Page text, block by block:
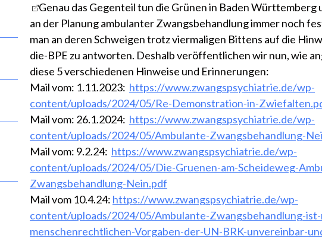
Genau das Gegenteil tun die Grünen in Baden Württemberg
an der Planung ambulanter Zwangsbehandlung immer noch
man an deren Schweigen trotz viermaligen Bittens auf die
die-BPE zu antworten. Deshalb veröffentlichen wir nun, wie
diese 5 verschiedenen Hinweise und Erinnerungen:
Mail vom: 1.11.2023: https://www.zwangspsychiatrie.de/wp-
content/uploads/2024/05/Re-Demonstration-in-
Mail vom: 26.1.2024: https://www.zwangspsychiatrie.de/wp-
content/uploads/2024/05/Ambulante-Zwangsbehandlung-
Mail vom: 9.2.24: https://www.zwangspsychiatrie.de/wp-
content/uploads/2024/05/Die-Gruenen-am-Scheideweg-
Zwangsbehandlung-Nein.pdf
Mail vom 10.4.24: https://www.zwangspsychiatrie.de/wp-
content/uploads/2024/05/Ambulante-Zwangsbehandlung-
menschenrechtlichen-Vorgaben-der-UN-BRK-unvereinbar-